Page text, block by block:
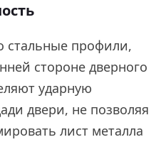
стальные профили,
стороне дверного
ударную
двери, не позволяя
лист металла